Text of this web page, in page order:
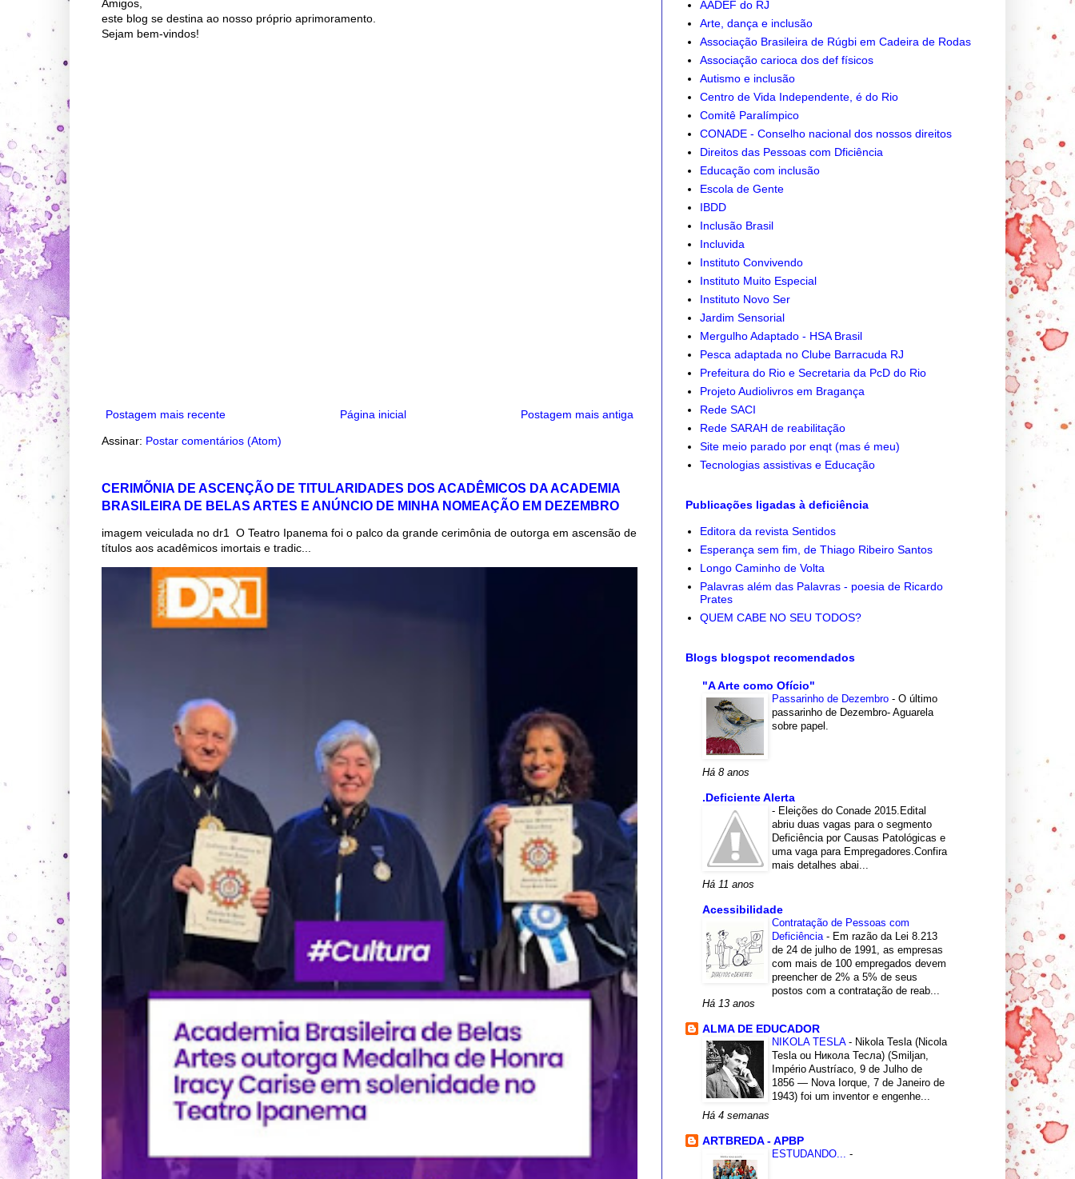
Amigos,
este blog se destina ao nosso próprio aprimoramento.
Sejam bem-vindos!
Postagem mais recente Postagem mais antiga
Página inicial
Assinar: Postar comentários (Atom)
CERIMÕNIA DE ASCENÇÃO DE TITULARIDADES DOS ACADÊMICOS DA ACADEMIA
BRASILEIRA DE BELAS ARTES E ANÚNCIO DE MINHA NOMEAÇÃO EM DEZEMBRO
imagem veiculada no dr1 O Teatro Ipanema foi o palco da grande cerimônia de outorga em ascensão de
títulos aos acadêmicos imortais e tradic...
AADEF do RJ
Arte, dança e inclusão
Associação Brasileira de Rúgbi em Cadeira de Rodas
Associação carioca dos def físicos
Autismo e inclusão
Centro de Vida Independente, é do Rio
Comitê Paralímpico
CONADE - Conselho nacional dos nossos direitos
Direitos das Pessoas com Dficiência
Educação com inclusão
Escola de Gente
IBDD
Inclusão Brasil
Incluvida
Instituto Convivendo
Instituto Muito Especial
Instituto Novo Ser
Jardim Sensorial
Mergulho Adaptado - HSA Brasil
Pesca adaptada no Clube Barracuda RJ
Prefeitura do Rio e Secretaria da PcD do Rio
Projeto Audiolivros em Bragança
Rede SACI
Rede SARAH de reabilitação
Site meio parado por enqt (mas é meu)
Tecnologias assistivas e Educação
Publicações ligadas à deficiência
Editora da revista Sentidos
Esperança sem fim, de Thiago Ribeiro Santos
Longo Caminho de Volta
Palavras além das Palavras - poesia de Ricardo
Prates
QUEM CABE NO SEU TODOS?
Blogs blogspot recomendados
"A Arte como Ofício"
Passarinho de Dezembro - O último
passarinho de Dezembro- Aguarela
sobre papel.
Há 8 anos
.Deficiente Alerta
- Eleições do Conade 2015.Edital
abriu duas vagas para o segmento
Deficiência por Causas Patológicas e
uma vaga para Empregadores.Confira
mais detalhes abai...
Há 11 anos
Acessibilidade
Contratação de Pessoas com
Deficiência - Em razão da Lei 8.213
de 24 de julho de 1991, as empresas
com mais de 100 empregados devem
preencher de 2% a 5% de seus
postos com a contratação de reab...
Há 13 anos
ALMA DE EDUCADOR
NIKOLA TESLA - Nikola Tesla (Nicola
Tesla ou Никола Тесла) (Smiljan,
Império Austríaco, 9 de Julho de
1856 — Nova Iorque, 7 de Janeiro de
1943) foi um inventor e engenhe...
Há 4 semanas
ARTBREDA - APBP
ESTUDANDO... -